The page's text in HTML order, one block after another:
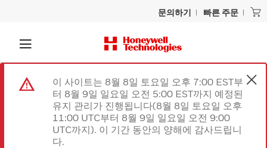
문의하기 빠른 주문
이 사이트는 8월 8일 토요일 오후 7:00 EST부
터 8월 9일 일요일 오전 5:00 EST까지 예정된
유지 관리가 진행됩니다(8월 8일 토요일 오후
11:00 UTC부터 8월 9일 일요일 오전 9:00
UTC까지). 이 기간 동안의 양해에 감사드립니
다.